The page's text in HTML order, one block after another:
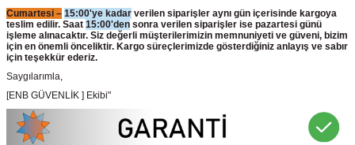
Cumartesi – 15:00'ye kadar verilen siparişler aynı gün içerisinde kargoya
teslim edilir. Saat 15:00'den sonra verilen siparişler ise pazartesi günü
işleme alınacaktır. Siz değerli müşterilerimizin memnuniyeti ve güveni, bizim
için en önemli önceliktir. Kargo süreçlerimizde gösterdiğiniz anlayış ve sabır
için teşekkür ederiz.
Saygılarımla,
[ENB GÜVENLİK ] Ekibi"